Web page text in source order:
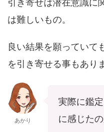
引き寄せは潜在意識に
は難しいもの。
良い結果を願っていて
を引き寄せる事もあり
あかり
実際に鑑
に感じた